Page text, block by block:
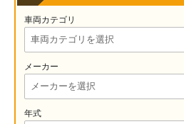
車両カテゴリ
メーカー
年式